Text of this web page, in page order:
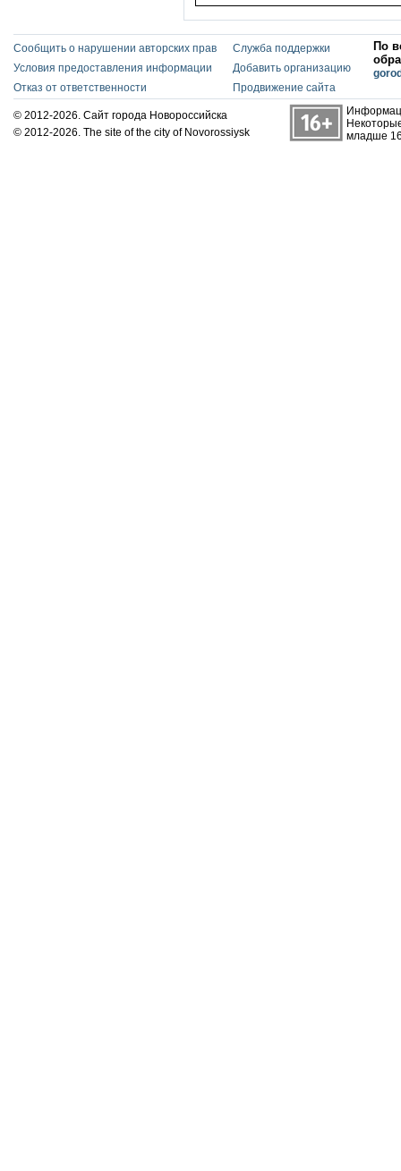
Сообщить о нарушении авторских прав
Условия предоставления информации
Отказ от ответственности
Служба поддержки
Добавить организацию
Продвижение сайта
По
© 2012-2026. Сайт города Новороссийска
© 2012-2026. The site of the city of Novorossiysk
младше